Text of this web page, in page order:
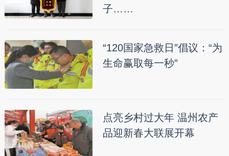
子……
“120国家急救日”倡议：“为
生命赢取每一秒”
点亮乡村过大年 温州农产
品迎新春大联展开幕